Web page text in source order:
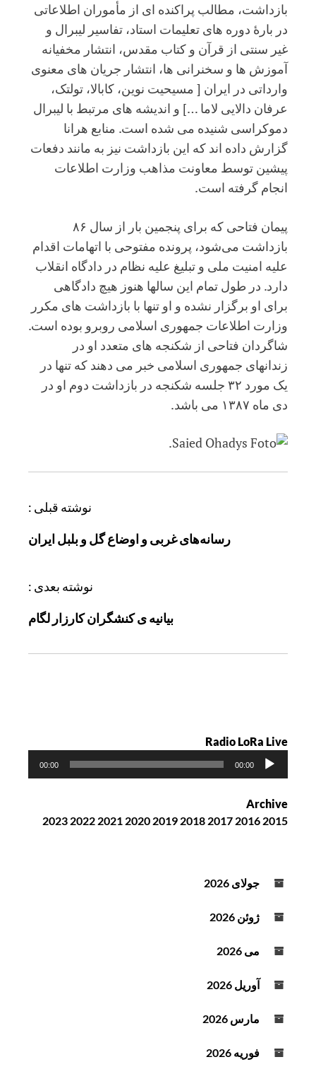
بازداشت، مطالب پراکنده ای از مأموران اطلاعاتی
در بارۀ دوره های تعلیمات استاد، تفاسیر لیبرال و
غیر سنتی از قرآن و کتاب مقدس، انتشار مخفیانه
آموزش ها و سخنرانی ها، انتشار جریان های معنوی
وارداتی در ایران [ مسیحیت نوین، کابالا، تولتک،
عرفان دالایی لاما …] و اندیشه های مرتبط با لیبرال
دموکراسی شنیده می شده است. منابع هرانا
گزارش داده اند که این بازداشت نیز به مانند دفعات
پیشین توسط معاونت مذاهب وزارت اطلاعات
انجام گرفته است.
پیمان فتاحی که برای پنجمین بار از سال ۸۶
بازداشت می‌شود، پرونده مفتوحی با اتهامات اقدام
علیه امنیت ملی و تبلیغ علیه نظام در دادگاه انقلاب
دارد. در طول تمام این سالها هنوز هیچ دادگاهی
برای او برگزار نشده و او تنها با بازداشت های مکرر
وزارت اطلاعات جمهوری اسلامی روبرو بوده است.
شاگردان فتاحی از شکنجه های متعدد او در
زندانهای جمهوری اسلامی خبر می دهند که تنها در
یک مورد ۳۲ جلسه شکنجه در بازداشت دوم او در
دی ماه ۱۳۸۷ می باشد.
ش
نوشته قبلی :
رسانه‌های غربی و اوضاع گل و بلبل ایران
نوشته بعدی :
بیانیه ی کنشگران کارزار لگام
Radio LoRa Live
ک
ن
ه
و
00:00
00:00
Archive
2015
2016
2017
2018
2019
2020
2021
2022
2023
جولای 2026
ژوئن 2026
می 2026
آوریل 2026
مارس 2026
فوریه 2026